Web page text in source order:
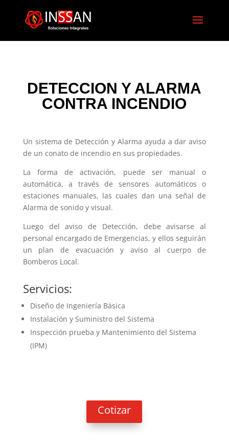
DETECCION Y ALARMA
CONTRA INCENDIO
Un sistema de Detección y Alarma ayuda a dar aviso
de un conato de incendio en sus propiedades.
La forma de activación, puede ser manual o
automática, a través de sensores automáticos o
estaciones manuales, las cuales dan una señal de
Alarma de sonido y visual.
Luego del aviso de Detección, debe avisarse al
personal encargado de Emergencias, y ellos seguirán
un plan de evacuación y aviso al cuerpo de
Bomberos Local.
Servicios:
Diseño de Ingeniería Básica
Instalación y Suministro del Sistema
Inspección prueba y Mantenimiento del Sistema
(IPM)
Cotizar